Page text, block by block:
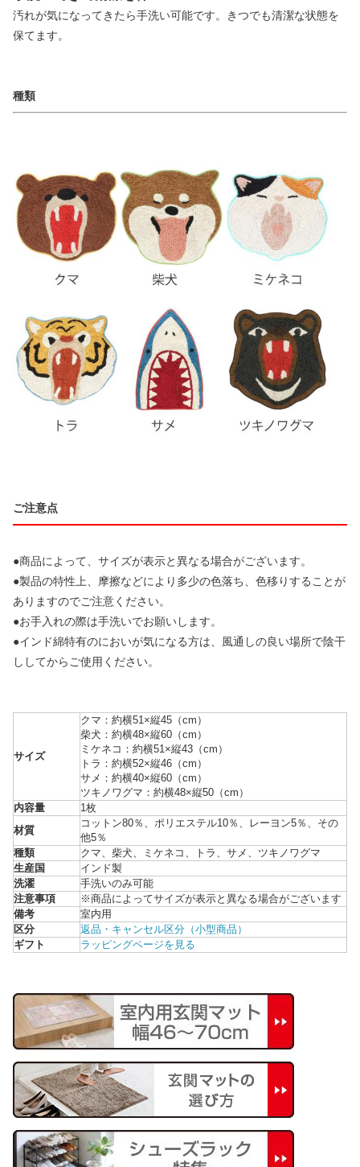
汚れが気になってきたら手洗い可能です。きつでも清潔な状態を
保てます。
種類
ご注意点
●商品によって、サイズが表示と異なる場合がございます。
●製品の特性上、摩擦などにより多少の色落ち、色移りすることが
ありますのでご注意ください。
●お手入れの際は手洗いでお願いします。
●インド綿特有のにおいが気になる方は、風通しの良い場所で陰干
ししてからご使用ください。
サイズ
クマ：約横51×縦45（cm）
柴犬：約横48×縦60（cm）
ミケネコ：約横51×縦43（cm）
トラ：約横52×縦46（cm）
サメ：約横40×縦60（cm）
ツキノワグマ：約横48×縦50（cm）
内容量
1枚
材質
コットン80％、ポリエステル10％、レーヨン5％、その
他5％
種類
クマ、柴犬、ミケネコ、トラ、サメ、ツキノワグマ
生産国
インド製
洗濯
手洗いのみ可能
注意事項
※商品によってサイズが表示と異なる場合がございます
備考
室内用
区分
返品・キャンセル区分（小型商品）
ギフト
ラッピングページを見る